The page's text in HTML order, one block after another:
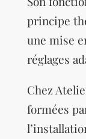
principe
une mise
réglages
Chez
formées